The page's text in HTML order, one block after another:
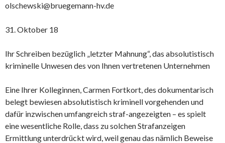
olschewski@bruegemann-hv.de
31. Oktober 18
Ihr Schreiben bezüglich „letzter Mahnung“, das absolutistisch
kriminelle Unwesen des von Ihnen vertretenen Unternehmen
Eine Ihrer Kolleginnen, Carmen Fortkort, des dokumentarisch
belegt bewiesen absolutistisch kriminell vorgehenden und
dafür inzwischen umfangreich straf-angezeigten – es spielt
eine wesentliche Rolle, dass zu solchen Strafanzeigen
Ermittlung unterdrückt wird, weil genau das nämlich Beweise